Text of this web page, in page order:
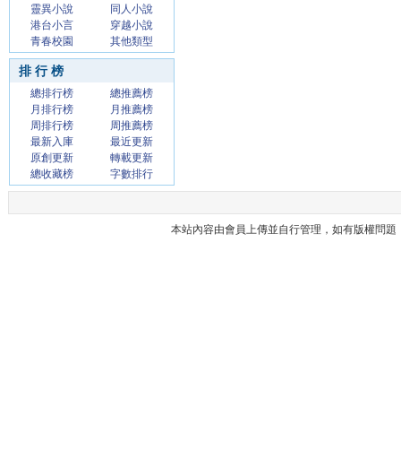
靈異小說
同人小說
港台小言
穿越小說
青春校園
其他類型
排 行 榜
總排行榜
總推薦榜
月排行榜
月推薦榜
周排行榜
周推薦榜
最新入庫
最近更新
原創更新
轉載更新
總收藏榜
字數排行
本站內容由會員上傳並自行管理，如有版權問